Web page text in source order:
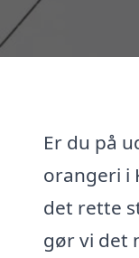
Er du på
orangeri i
det rette
gør vi det